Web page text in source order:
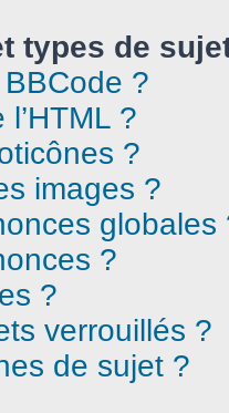
types de
BBCode ?
?
?
images ?
globales
?
?
verrouillés ?
de sujet ?